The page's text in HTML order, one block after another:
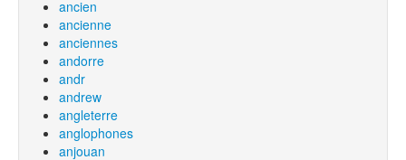
ancien
ancienne
anciennes
andorre
andr
andrew
angleterre
anglophones
anjouan